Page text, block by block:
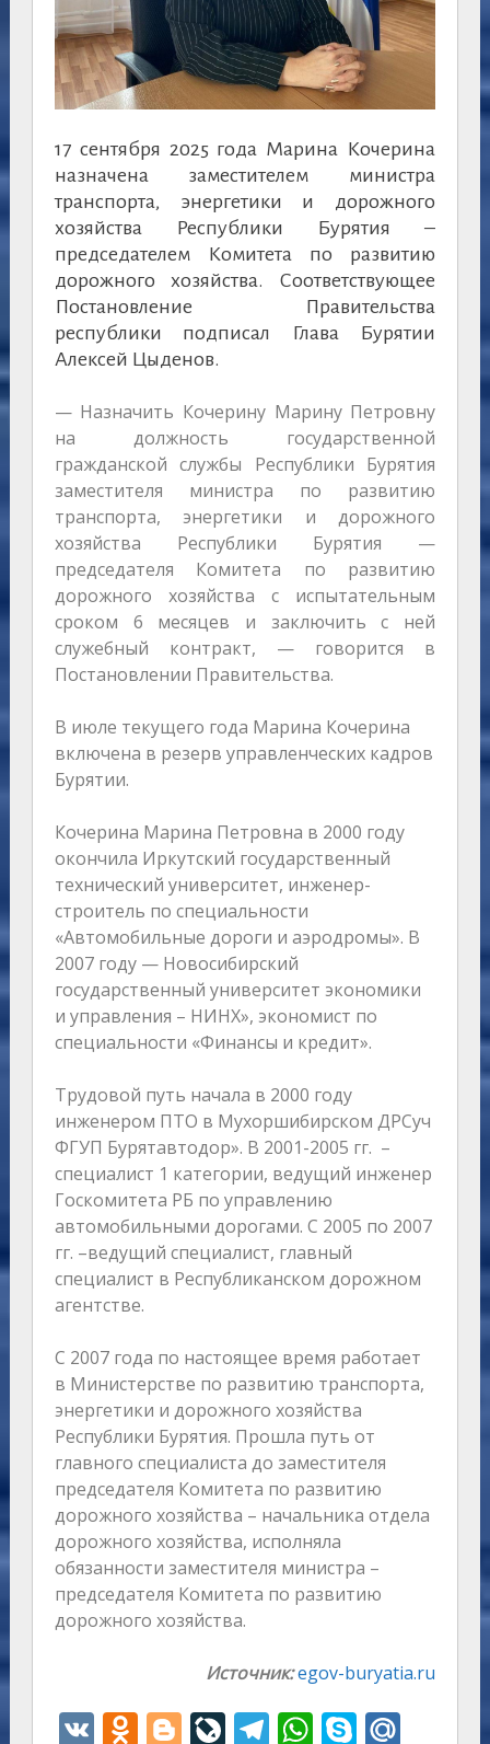
17 сентября 2025 года Марина Кочерина
назначена заместителем министра
транспорта, энергетики и дорожного
хозяйства Республики Бурятия –
председателем Комитета по развитию
дорожного хозяйства. Соответствующее
Постановление Правительства
республики подписал Глава Бурятии
Алексей Цыденов.
— Назначить Кочерину Марину Петровну
на должность государственной
гражданской службы Республики Бурятия
заместителя министра по развитию
транспорта, энергетики и дорожного
хозяйства Республики Бурятия —
председателя Комитета по развитию
дорожного хозяйства с испытательным
сроком 6 месяцев и заключить с ней
служебный контракт, — говорится в
Постановлении Правительства.
В июле текущего года Марина Кочерина
включена в резерв управленческих кадров
Бурятии.
Кочерина Марина Петровна в 2000 году
окончила Иркутский государственный
технический университет, инженер-
строитель по специальности
«Автомобильные дороги и аэродромы». В
2007 году — Новосибирский
государственный университет экономики
и управления – НИНХ», экономист по
специальности «Финансы и кредит».
Трудовой путь начала в 2000 году
инженером ПТО в Мухоршибирском ДРСуч
ФГУП Бурятавтодор». В 2001-2005 гг. –
специалист 1 категории, ведущий инженер
Госкомитета РБ по управлению
автомобильными дорогами. С 2005 по 2007
гг. –ведущий специалист, главный
специалист в Республиканском дорожном
агентстве.
С 2007 года по настоящее время работает
в Министерстве по развитию транспорта,
энергетики и дорожного хозяйства
Республики Бурятия. Прошла путь от
главного специалиста до заместителя
председателя Комитета по развитию
дорожного хозяйства – начальника отдела
дорожного хозяйства, исполняла
обязанности заместителя министра –
председателя Комитета по развитию
дорожного хозяйства.
Источник:egov-buryatia.ru
V O Bl Li T W S M